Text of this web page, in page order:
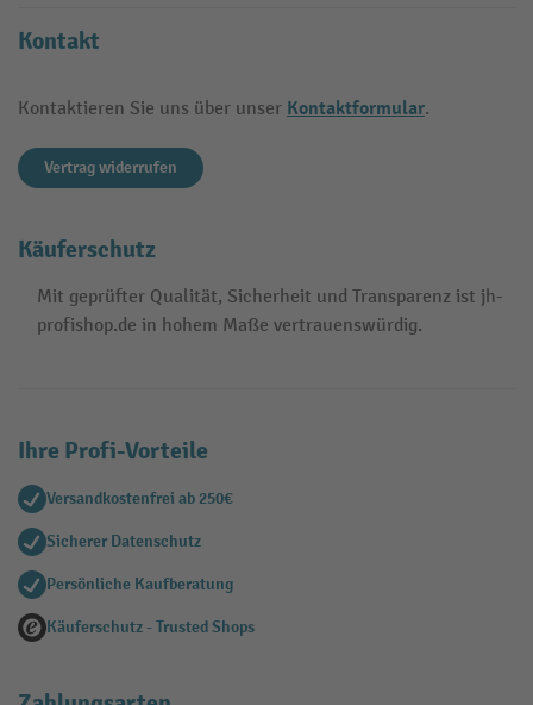
Kontakt
Kontaktieren Sie uns über unser Kontaktformular.
Vertrag widerrufen
Käuferschutz
Mit geprüfter Qualität, Sicherheit und Transparenz ist jh-
profishop.de in hohem Maße vertrauenswürdig.
Ihre Profi-Vorteile
Versandkostenfrei ab 250€
Sicherer Datenschutz
Persönliche Kaufberatung
Käuferschutz - Trusted Shops